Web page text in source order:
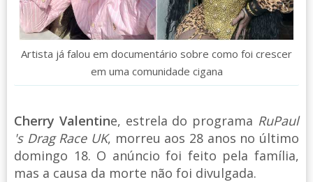
Artista já falou em documentário sobre como foi crescer
em uma comunidade cigana
Cherry Valentine, estrela do programa RuPaul
's Drag Race UK, morreu aos 28 anos no último
domingo 18. O anúncio foi feito pela família,
mas a causa da morte não foi divulgada.